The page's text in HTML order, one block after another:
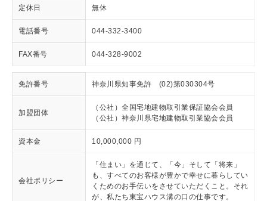
定休日 無休
電話番号 044-332-3400
FAX番号 044-328-9002
免許番号 神奈川県知事免許 (02)第030304号
加盟団体
（公社）全国宅地建物取引業保証協会会員
（公社）神奈川県宅地建物取引業協会会員
資本金 10,000,000 円
会社ポリシー
「住まい」を通じて、「今」そして「将来」
も、すべてのお客様が豊かで幸せに暮らしてい
くためのお手伝いをさせていただくこと。それ
が、私たち東宝ハウス溝の口の仕事です。